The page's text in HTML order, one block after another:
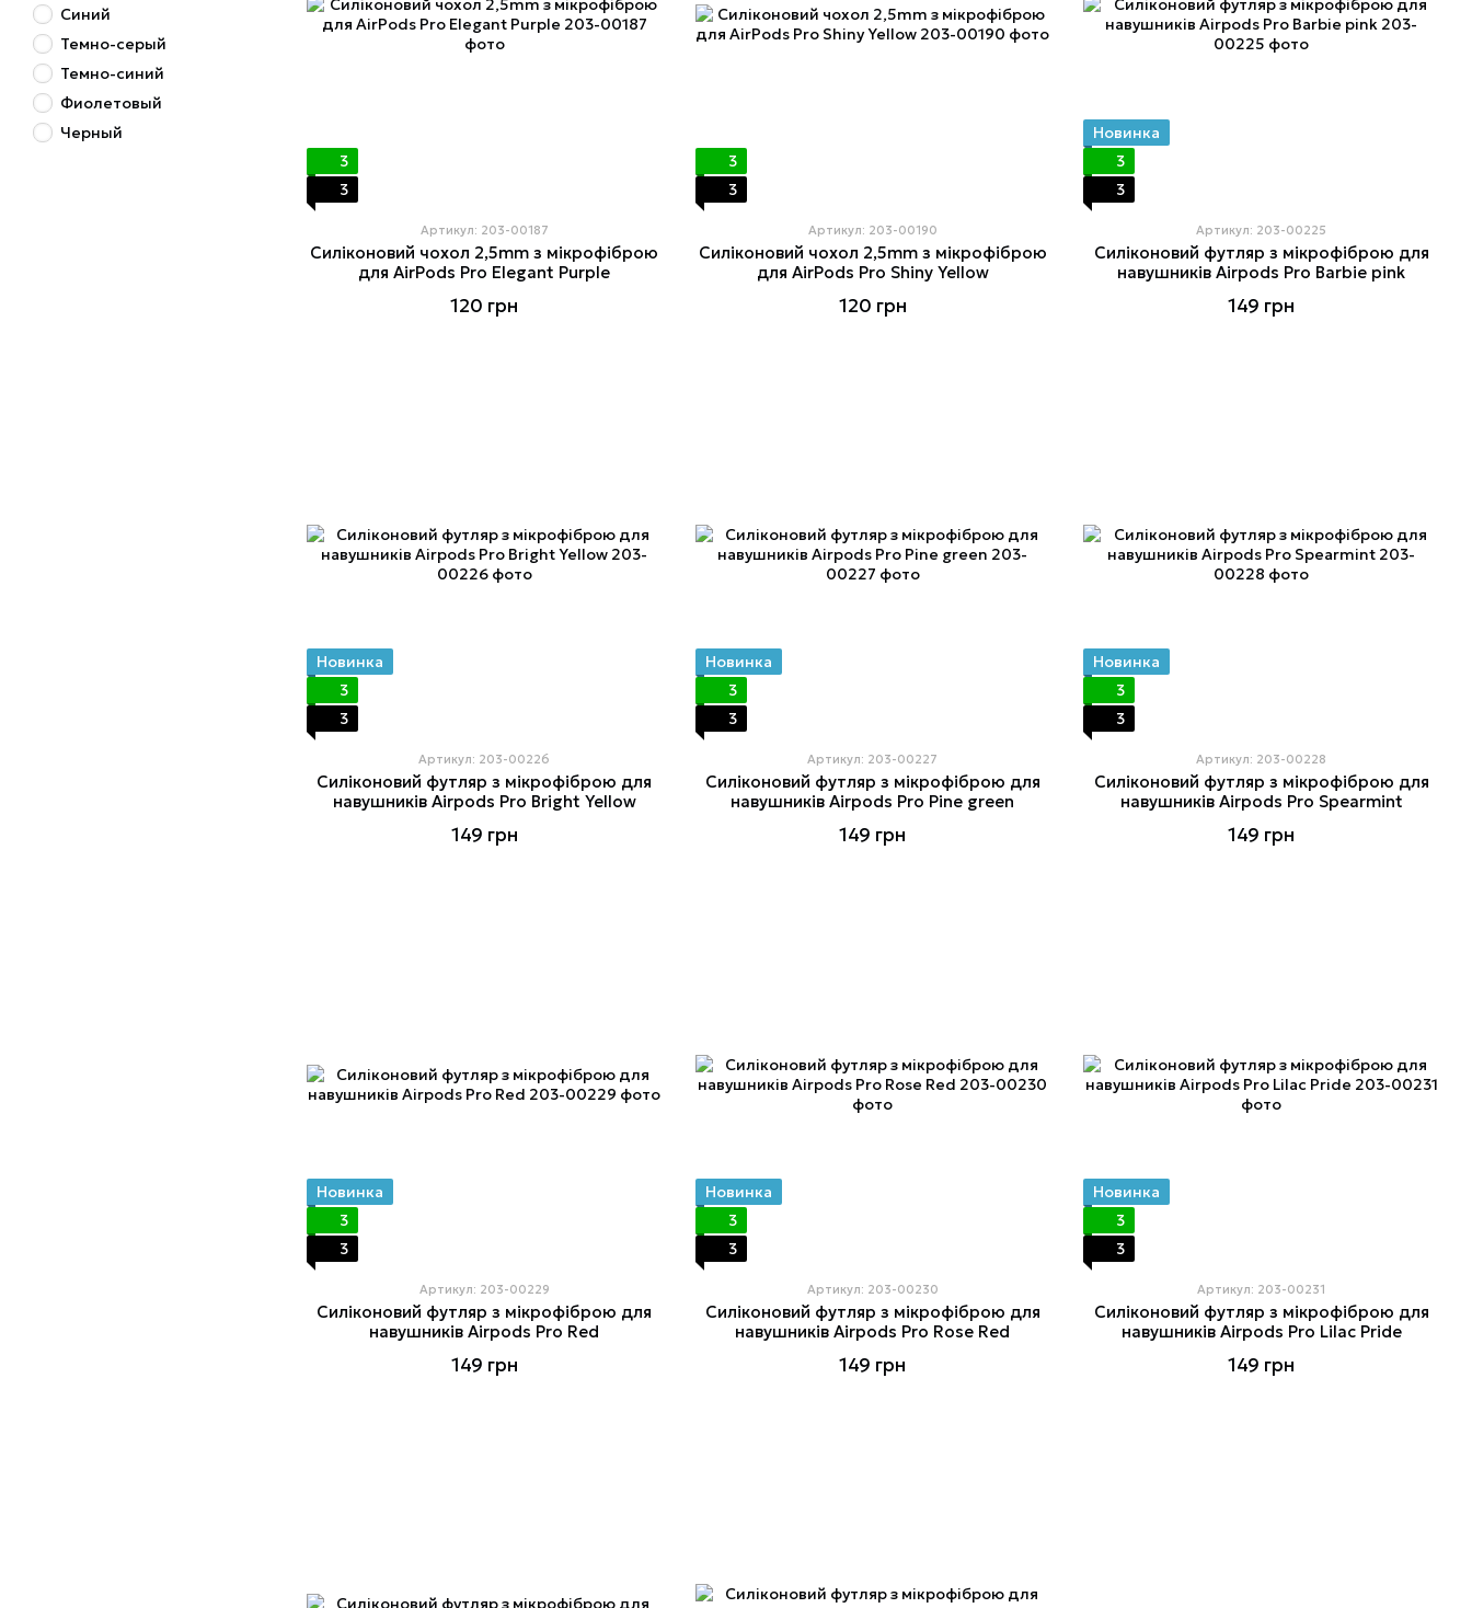
3
3
Артикул: 203-00187
Силіконовий чохол 2,5mm з мікрофіброю
для AirPods Pro Elegant Purple
120 грн
3
3
Артикул: 203-00190
Силіконовий чохол 2,5mm з мікрофіброю
для AirPods Pro Shiny Yellow
120 грн
Новинка
3
3
Артикул: 203-00225
Силіконовий футляр з мікрофіброю для
навушників Airpods Pro Barbie pink
149 грн
Новинка
3
3
Артикул: 203-00226
Силіконовий футляр з мікрофіброю для
навушників Airpods Pro Bright Yellow
149 грн
Новинка
3
3
Артикул: 203-00227
Силіконовий футляр з мікрофіброю для
навушників Airpods Pro Pine green
149 грн
Новинка
3
3
Артикул: 203-00228
Силіконовий футляр з мікрофіброю для
навушників Airpods Pro Spearmint
149 грн
Новинка
3
3
Артикул: 203-00229
Силіконовий футляр з мікрофіброю для
навушників Airpods Pro Red
149 грн
Новинка
3
3
Артикул: 203-00230
Силіконовий футляр з мікрофіброю для
навушників Airpods Pro Rose Red
149 грн
Новинка
3
3
Артикул: 203-00231
Силіконовий футляр з мікрофіброю для
навушників Airpods Pro Lilac Pride
149 грн
Синий
Темно-серый
Темно-синий
Фиолетовый
Черный